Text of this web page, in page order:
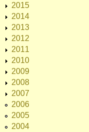
2015
2014
2013
2012
2011
2010
2009
2008
2007
2006
2005
2004